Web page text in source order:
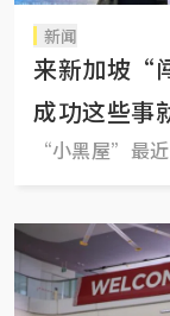
新闻
来新加坡“
成功这些事
“小黑屋”最